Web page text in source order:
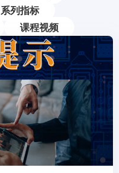
系列指标
课程视频